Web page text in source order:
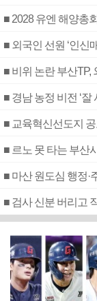
■ 2028 유엔 해양총
■ 외국인 선원 ‘인신
■ 비위 논란 부산TP,
■ 경남 농정 비전 ‘
■ 교육혁신선도지
■ 르노 못 타는 부산
■ 마산 원도심 행정·